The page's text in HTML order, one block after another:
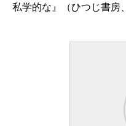
私学的な』（ひつじ書房